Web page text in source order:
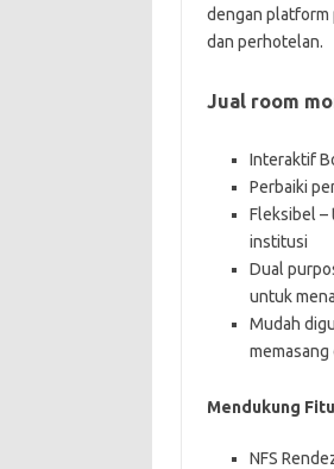
dengan platform
dan perhotelan.
Jual room
Interaktif
Perbaiki
Fleksibel –
institusi
Dual
untuk
Mudah
memasang
Mendukung
NFS